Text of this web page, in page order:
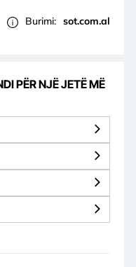
Burimi: sot.com.al
PËR NJË JETË MË